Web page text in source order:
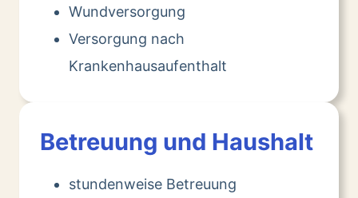
Wundversorgung
Versorgung nach
Krankenhausaufenthalt
Betreuung und Haushalt
stundenweise Betreuung